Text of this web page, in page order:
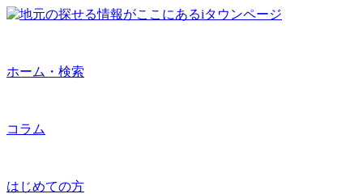
ホーム・検索
コラム
はじめての方